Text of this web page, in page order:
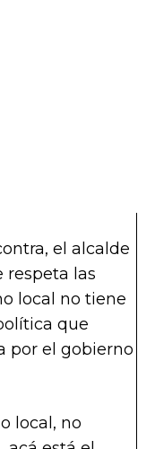
el alcalde
respeta las
local no tiene
que
por el gobierno
local, no